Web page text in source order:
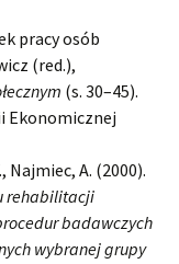
pracy osób
(red.),
(s. 30–45).
Ekonomicznej
Najmiec, A. (2000).
rehabilitacji
badawczych
wybranej grupy